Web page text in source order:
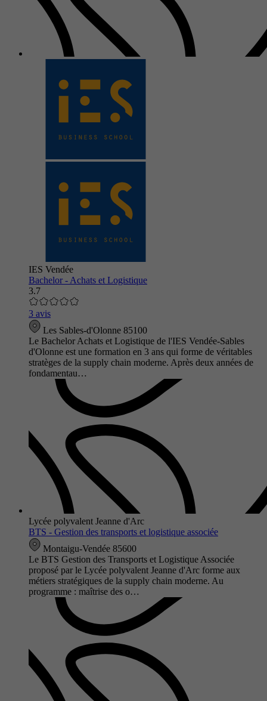
IES Vendée
Bachelor - Achats et Logistique
3.7
3 avis
Les Sables-d'Olonne 85100
Le Bachelor Achats et Logistique de l'IES Vendée-Sables
d'Olonne est une formation en 3 ans qui forme de véritables
stratèges de la supply chain moderne. Après deux années de
fondamentau…
Lycée polyvalent Jeanne d'Arc
BTS - Gestion des transports et logistique associée
Montaigu-Vendée 85600
Le BTS Gestion des Transports et Logistique Associée
proposé par le Lycée polyvalent Jeanne d'Arc forme aux
métiers stratégiques de la supply chain moderne. Au
programme : maîtrise des o…